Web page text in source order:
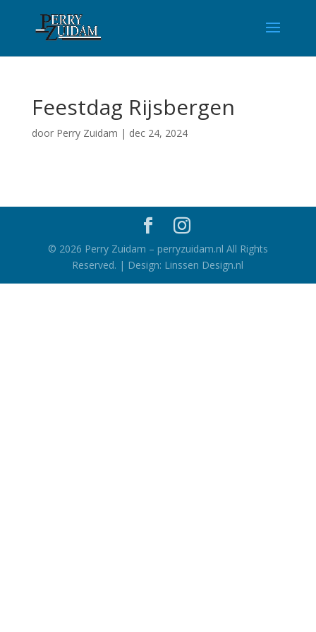
Feestdag Rijsbergen
door Perry Zuidam | dec 24, 2024
© 2026 Perry Zuidam – perryzuidam.nl All Rights
Reserved. | Design: Linssen Design.nl